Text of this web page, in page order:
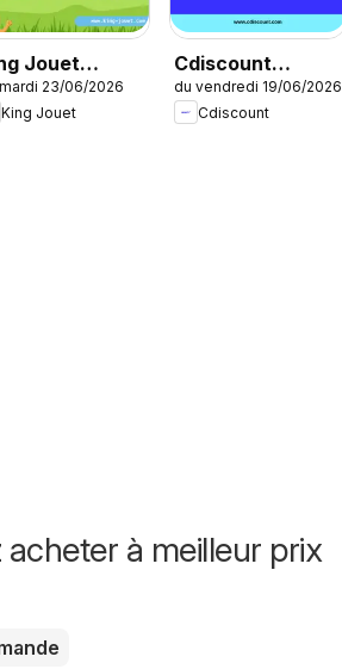
Jouet
23/06/2026
King Jouet
Cdiscount
catalogue
du vendredi 19/06/2026
Cdiscount
à meilleur prix